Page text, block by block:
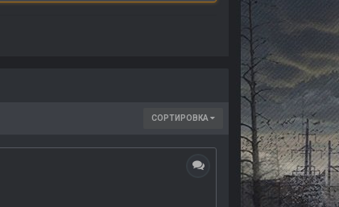
СОРТИРОВКА